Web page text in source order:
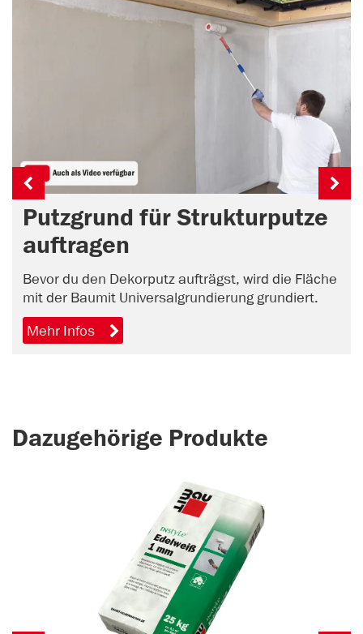
Putzgrund für Strukturputze
auftragen
Bevor du den Dekorputz aufträgst, wird die Fläche
mit der Baumit Universalgrundierung grundiert.
Mehr Infos
Dazugehörige Produkte